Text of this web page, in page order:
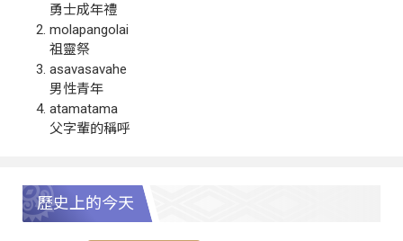
勇士成年禮
molapangolai
祖靈祭
asavasavahe
男性青年
atamatama
父字輩的稱呼
歷史上的今天